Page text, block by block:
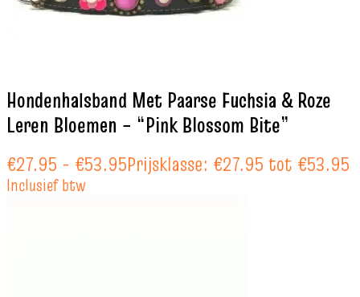
Hondenhalsband Met Paarse Fuchsia & Roze
Leren Bloemen – “Pink Blossom Bite”
€27.95 - €53.95Prijsklasse: €27.95 tot €53.95
Inclusief btw